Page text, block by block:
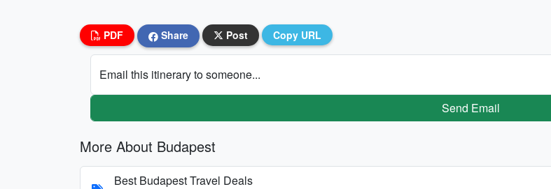
PDF Share Post Copy URL
Email this itinerary to someone...
Send Email
More About Budapest
Best Budapest Travel Deals